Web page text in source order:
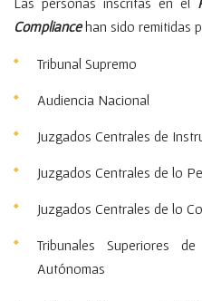
Compliancehan sido remitidas
Tribunal Supremo
Audiencia Nacional
Juzgados Centrales de
Juzgados Centrales de lo
Juzgados Centrales de lo
Tribunales Superiores
Autónomas